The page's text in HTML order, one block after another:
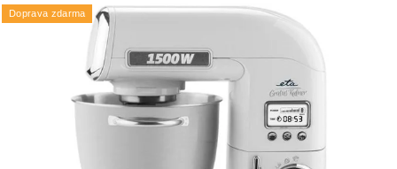
Doprava zdarma